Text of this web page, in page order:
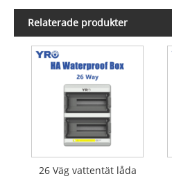
Relaterade produkter
26 Väg vattentät låda